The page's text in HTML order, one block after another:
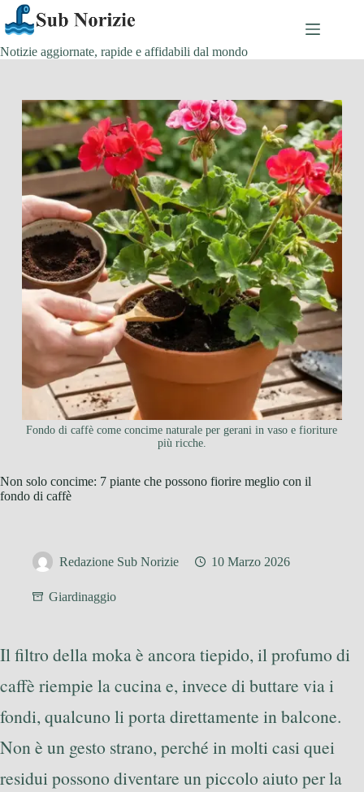
Salta
al
contenuto
Notizie aggiornate, rapide e affidabili dal mondo
Fondo di caffè come concime naturale per gerani in vaso e fioriture
più ricche.
Non solo concime: 7 piante che possono fiorire meglio con il
fondo di caffè
Redazione Sub Norizie 10 Marzo 2026
Giardinaggio
Il filtro della moka è ancora tiepido, il profumo di
caffè riempie la cucina e, invece di buttare via i
fondi, qualcuno li porta direttamente in balcone.
Non è un gesto strano, perché in molti casi quei
residui possono diventare un piccolo aiuto per la